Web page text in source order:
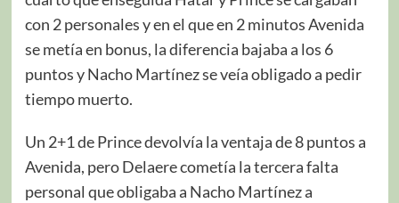
con 2 personales y en el que en 2 minutos Avenida
se metía en bonus, la diferencia bajaba a los 6
puntos y Nacho Martínez se veía obligado a pedir
tiempo muerto.
Un 2+1 de Prince devolvía la ventaja de 8 puntos a
Avenida, pero Delaere cometía la tercera falta
personal que obligaba a Nacho Martínez a